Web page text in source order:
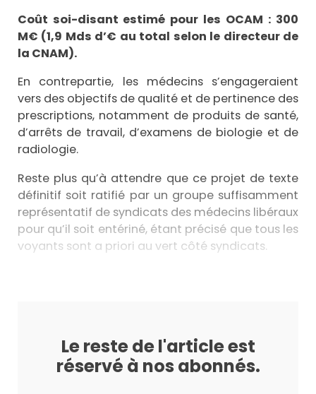
Coût soi-disant estimé pour les OCAM : 300
M€ (1,9 Mds d’€ au total selon le directeur de
la CNAM).
En contrepartie, les médecins s’engageraient
vers des objectifs de qualité et de pertinence des
prescriptions, notamment de produits de santé,
d’arrêts de travail, d’examens de biologie et de
radiologie.
Reste plus qu’à attendre que ce projet de texte
définitif soit ratifié par un groupe suffisamment
représentatif de syndicats des médecins libéraux
pour qu’il soit entériné, étant précisé que tous les
voyants sont a priori au vert côté syndicats.
Le reste de l'article est
réservé à nos abonnés.